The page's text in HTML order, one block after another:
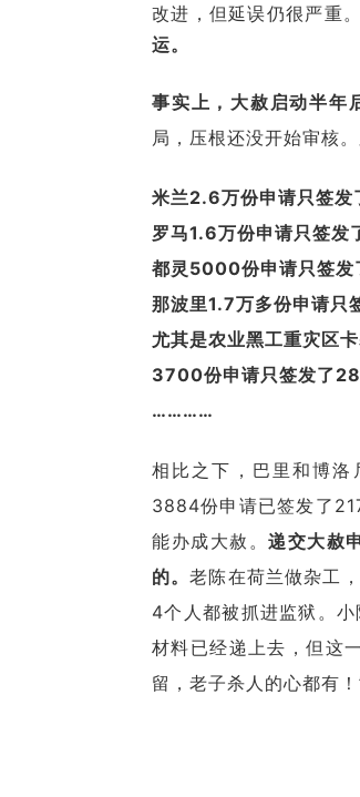
改进，但延误仍很严重
运。
事实上，大赦启动半年
局，压根还没开始审核
米兰2.6万份申请只签
罗马1.6万份申请只签发
都灵5000份申请只签
那波里1.7万多份申请只
尤其是农业黑工重灾区
3700份申请只签发了
…………
相比之下，巴里和博
3884份申请已签发了
能办成大赦。递交大赦
的。老陈在荷兰做杂工
4个人都被抓进监狱。
材料已经递上去，但这
留，老子杀人的心都有！